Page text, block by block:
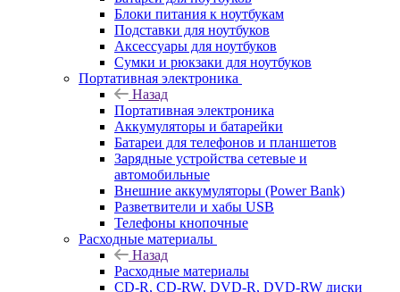
Блоки питания к ноутбукам
Подставки для ноутбуков
Аксессуары для ноутбуков
Сумки и рюкзаки для ноутбуков
Портативная электроника
Назад
Портативная электроника
Аккумуляторы и батарейки
Батареи для телефонов и планшетов
Зарядные устройства сетевые и
автомобильные
Внешние аккумуляторы (Power Bank)
Разветвители и хабы USB
Телефоны кнопочные
Расходные материалы
Назад
Расходные материалы
CD-R, CD-RW, DVD-R, DVD-RW диски